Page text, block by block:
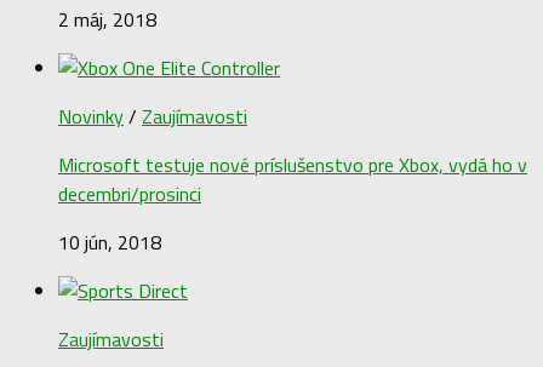
2 máj, 2018
Novinky/ Zaujímavosti
Microsoft testuje nové príslušenstvo pre Xbox, vydá ho v
decembri/prosinci
10 jún, 2018
Zaujímavosti